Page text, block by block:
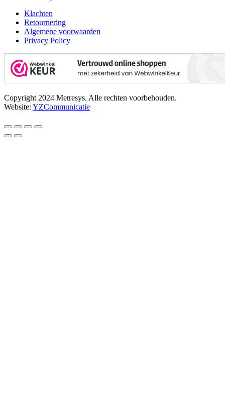
Klachten
Retournering
Algemene voorwaarden
Privacy Policy
Copyright 2024 Metresys. Alle rechten voorbehouden.
Website: YZCommunicatie